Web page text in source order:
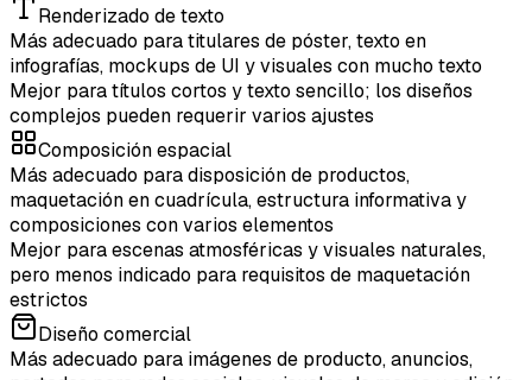
Renderizado de texto
Más adecuado para titulares de póster, texto en
infografías, mockups de UI y visuales con mucho texto
Mejor para títulos cortos y texto sencillo; los diseños
complejos pueden requerir varios ajustes
Composición espacial
Más adecuado para disposición de productos,
maquetación en cuadrícula, estructura informativa y
composiciones con varios elementos
Mejor para escenas atmosféricas y visuales naturales,
pero menos indicado para requisitos de maquetación
estrictos
Diseño comercial
Más adecuado para imágenes de producto, anuncios,